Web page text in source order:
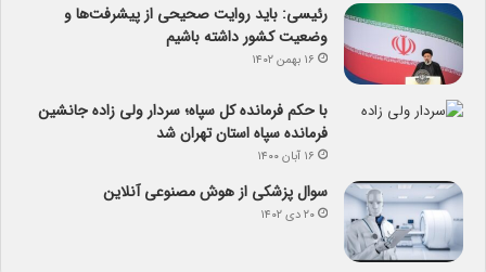
رئیسی: باید روایت صحیحی از پیشرفت‌ها و
وضعیت کشور داشته باشیم
۱۶ بهمن ۱۴۰۲
با حکم فرمانده کل سپاه؛ سردار ولی زاده جانشین
فرمانده سپاه استان تهران شد
۱۶ آبان ۱۴۰۰
سوال پزشکی از هوش مصنوعی آنلاین
۲۰ دی ۱۴۰۲